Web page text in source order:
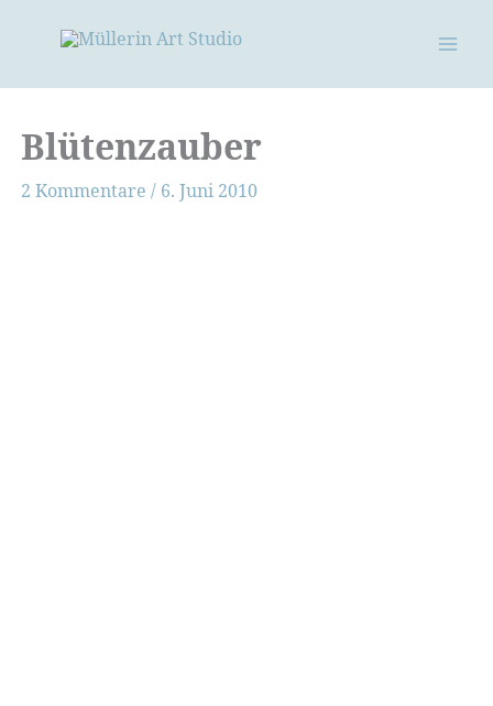
Blütenzauber
2 Kommentare / 6. Juni 2010